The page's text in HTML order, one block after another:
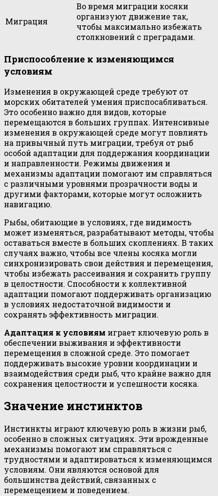
Миграция
Во время миграции косяки
организуют движение так,
чтобы максимально избежать
столкновений с преградами.
Приспособление к изменяющимся
условиям
Изменения в окружающей среде требуют от
морских обитателей умения приспосабливаться.
Это особенно важно для видов, которые
перемещаются в больших группах. Интенсивные
изменения в окружающей среде могут повлиять
на привычный путь миграции, требуя от рыб
особой адаптации для поддержания координации
и направленности. Режимы движения и
механизмы адаптации помогают им справляться
с различными уровнями прозрачности воды и
другими факторами, которые могут осложнить
навигацию.
Рыбы, обитающие в условиях, где видимость
может изменяться, разрабатывают методы, чтобы
оставаться вместе в больших скоплениях. В таких
случаях важно, чтобы все члены косяка могли
синхронизировать свои действия и перемещения,
чтобы избежать рассеивания и сохранить группу
в целостности. Способности к коллективной
адаптации помогают поддерживать организацию
в условиях недостаточной видимости и
сохранять эффективность миграции.
Адаптация к условиям играет ключевую роль в
обеспечении выживания и эффективности
перемещения в сложной среде. Это помогает
поддерживать высокие уровни координации и
взаимодействия среди рыб, что крайне важно для
сохранения целостности и успешности косяка.
Значение инстинктов
Инстинкты играют ключевую роль в жизни рыб,
особенно в сложных ситуациях. Эти врожденные
механизмы помогают им справляться с
трудностями и адаптироваться к изменяющимся
условиям. Они являются основой для
большинства действий, связанных с
перемещением и поведением.